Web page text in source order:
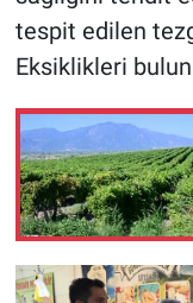
tespit edilen
Eksiklikleri